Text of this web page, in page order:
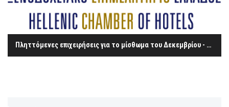
Πληττόμενες επιχειρήσεις για το μίσθωμα του Δεκεμβρίου - Λειτουργία εστιατορίων και καφέ εντός ξενοδοχείων 13/12/2020-7/1/2021